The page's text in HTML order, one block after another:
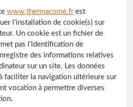
www.thermacome.frest
l’installation de cookie(s) sur
Un cookie est un fichier de
pas l’identification de
des informations relatives
sur un site. Les données
faciliter la navigation ultérieure sur
vocation à permettre diverses